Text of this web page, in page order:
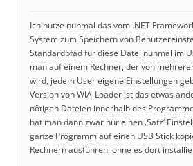
Ich nutze nunmal das vom .NET
System zum Speichern von
Standardpfad für diese Datei nunmal im
man auf einem Rechner, der von
wird, jedem User eigene Einstellungen
Version von WIA-Loader ist das etwas
nötigen Dateien innerhalb des
hat man dann zwar nur einen ‚Satz‘
ganze Programm auf einen USB Stick
Rechnern ausführen, ohne es dort